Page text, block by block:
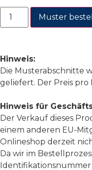
Muster
Hinweis:
Die Musterabschnitte
geliefert. Der Preis pro
Hinweis für
Der Verkauf dieses
einem anderen EU-
Onlineshop derzeit
Da wir im
Identifikationsnummer